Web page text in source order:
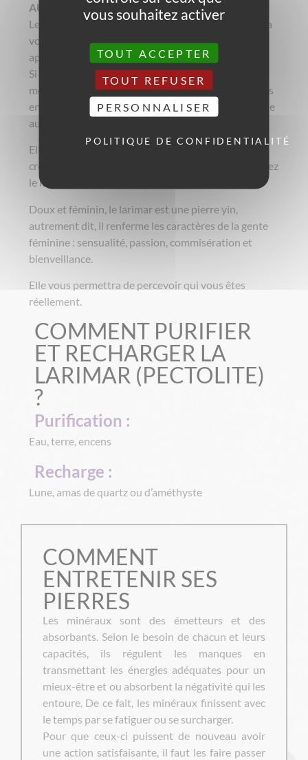
AU NIVEAU ÉMOTIONNEL / SPIRITUEL
Le Larimar est un anti-stress très efficace qui pourra
vous aider à retrouver une certaine quiétude et qui
apaisera vos paniques.
Si vous rencontrez des difficultés à rentrer en
méditation, cette pierre pourra venir à votre secours
en vous aidant à vous calmer et à accéder par la suite
aux divers niveaux de vibrations.
Elle possède également la vertu de dynamiser la
créativité, alors si vous avez la fibre artistique, mettez
le larimar dans un coin de votre atelier.
Doux et féminin, le larimar est une pierre yin,
autrement dit, il renferme les caractères de la gente
féminine : sensualité, passion, commisération et
bienveillance.
Elle vous permettra de percevoir qui vous êtes
réellement.
COMMENT PURIFIER
ET RECHARGER LA
LARIMAR (PECTOLITE)
?
Purification :
Eau, terre, encens
Recharge :
Lune, amas de quartz ou d’améthyste
COMMENT
ENTRETENIR SES
PIERRES
Les minéraux sont des émetteurs et des
absorbants. Selon le besoin de chacun et leurs
capacités, ils régulent les manques en
transmettant les énergies adéquates pour un
mieux-être et ou absorbent la négativité qui les
entoure. De ce fait, les minéraux finissent avec
le temps par se fatiguer ou se surcharger.
Pour que ceux-ci puissent de nouveau avoir
une action satisfaisante, il faut les faire passer
vous souhaitez activer
TOUT ACCEPTER
TOUT REFUSER
PERSONNALISER
POLITIQUE DE CONFIDENTIALITÉ